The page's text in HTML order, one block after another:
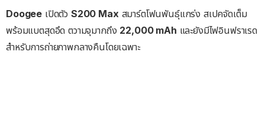
Doogee เปิดตัว S200 Maxสมาร์ตโฟนพันธุ์แกร่ง สเปคจัดเต็ม
พร้อมแบตสุดอึด ตวามจุมากถึง 22,000 mAh และยังมีไฟอินฟราเรด
สำหรับการถ่ายภาพกลางคืนโดยเฉพาะ